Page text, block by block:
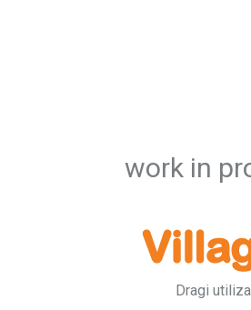
work in
Dragi